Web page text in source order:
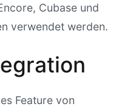
Cubase und
verwendet werden.
Feature von